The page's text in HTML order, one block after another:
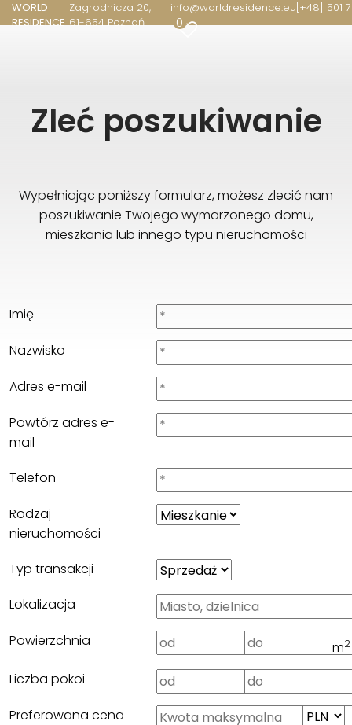
WORLD
RESIDENCE
Zagrodnicza 20
61-654 Poznań
info@worldresidence.eu[+48] 501
0
info@worldresidence.eu
Zleć poszukiwanie
Wypełniając poniższy formularz, możesz zlecić nam
poszukiwanie Twojego wymarzonego domu,
mieszkania lub innego typu nieruchomości
Imię
Nazwisko
Adres e-mail
Powtórz adres e-
mail
Telefon
Rodzaj
nieruchomości
Typ transakcji
Lokalizacja
Powierzchnia
m2
Liczba pokoi
Preferowana cena